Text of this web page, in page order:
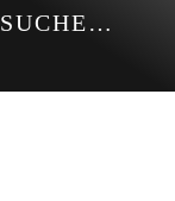
SUCHE…